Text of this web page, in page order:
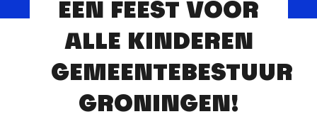
ContactEEN FEEST VOOR
ALLE KINDEREN
GEMEENTEBESTUUR
GRONINGEN!